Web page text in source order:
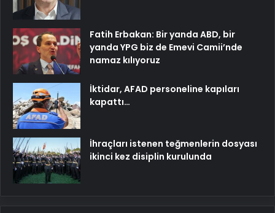
Fatih Erbakan: Bir yanda ABD, bir
yanda YPG biz de Emevi Camii’nde
namaz kılıyoruz
İktidar, AFAD personeline kapıları
kapattı…
İhraçları istenen teğmenlerin dosyası
ikinci kez disiplin kurulunda